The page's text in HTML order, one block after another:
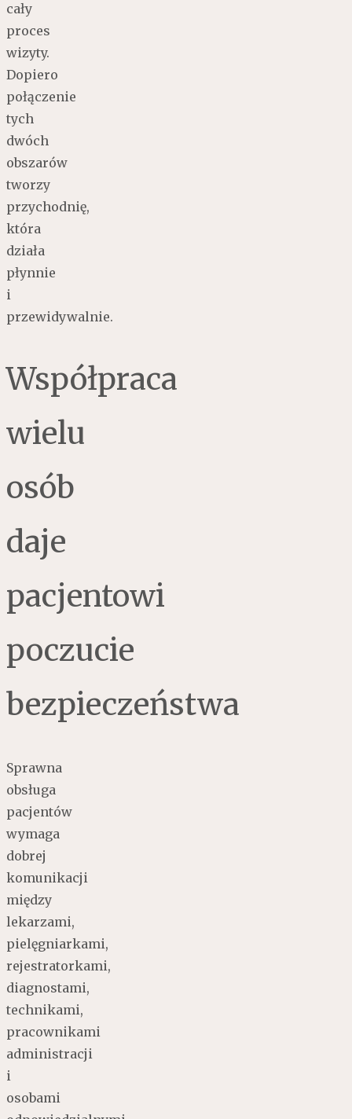
cały
proces
wizyty.
Dopiero
połączenie
tych
dwóch
obszarów
tworzy
przychodnię,
która
działa
płynnie
i
przewidywalnie.
Współpraca
wielu
osób
daje
pacjentowi
poczucie
bezpieczeństwa
Sprawna
obsługa
pacjentów
wymaga
dobrej
komunikacji
między
lekarzami,
pielęgniarkami,
rejestratorkami,
diagnostami,
technikami,
pracownikami
administracji
i
osobami